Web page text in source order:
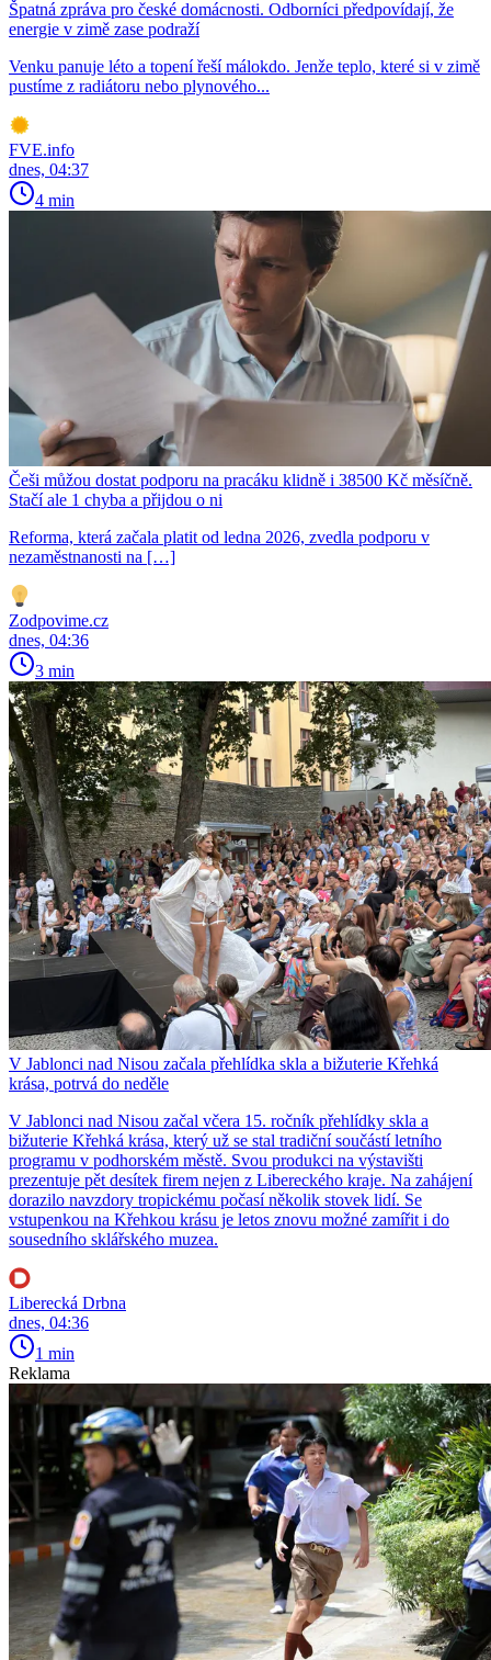
Špatná zpráva pro české domácnosti. Odborníci předpovídají, že
energie v zimě zase podraží
Venku panuje léto a topení řeší málokdo. Jenže teplo, které si v zimě
pustíme z radiátoru nebo plynového...
FVE.info
dnes, 04:37
4 min
Češi můžou dostat podporu na pracáku klidně i 38500 Kč měsíčně.
Stačí ale 1 chyba a přijdou o ni
Reforma, která začala platit od ledna 2026, zvedla podporu v
nezaměstnanosti na […]
Zodpovime.cz
dnes, 04:36
3 min
V Jablonci nad Nisou začala přehlídka skla a bižuterie Křehká
krása, potrvá do neděle
V Jablonci nad Nisou začal včera 15. ročník přehlídky skla a
bižuterie Křehká krása, který už se stal tradiční součástí letního
programu v podhorském městě. Svou produkci na výstavišti
prezentuje pět desítek firem nejen z Libereckého kraje. Na zahájení
dorazilo navzdory tropickému počasí několik stovek lidí. Se
vstupenkou na Křehkou krásu je letos znovu možné zamířit i do
sousedního sklářského muzea.
Liberecká Drbna
dnes, 04:36
1 min
Reklama